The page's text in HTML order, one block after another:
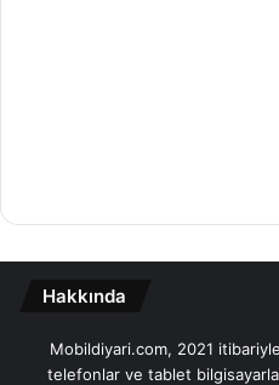
Hakkında
Mobildiyari.com, 2021 itibariyle
telefonlar ve tablet